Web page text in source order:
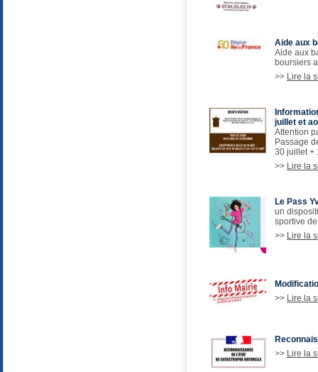
Aide aux
Aide aux
boursiers
>> Lire la
juillet et
Attention
Passage
30 juillet +
>> Lire la
Le Pass
un
sportive
>> Lire la
>> Lire la
>> Lire la